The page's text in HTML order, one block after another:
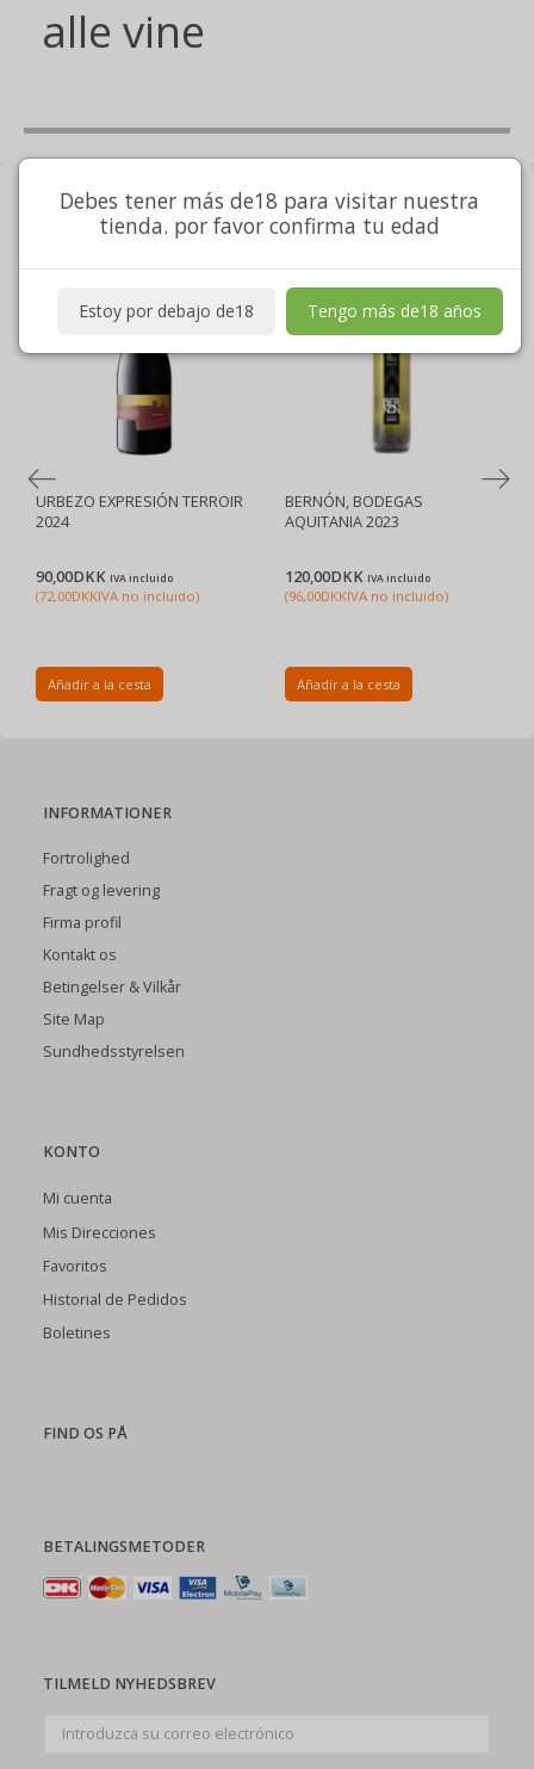
alle vine
TOPSÆLGERE
URBEZO EXPRESIÓN TERROIR
2024
90,00DKK IVA incluido
(72,00DKKIVA no incluido)
Añadir a la cesta
BERNÓN, BODEGAS
AQUITANIA 2023
120,00DKK IVA incluido
(96,00DKKIVA no incluido)
Añadir a la cesta
INFORMATIONER
Fortrolighed
Fragt og levering
Firma profil
Kontakt os
Betingelser & Vilkår
Site Map
Sundhedsstyrelsen
KONTO
Mi cuenta
Mis Direcciones
Favoritos
Historial de Pedidos
Boletines
FIND OS PÅ
BETALINGSMETODER
TILMELD NYHEDSBREV
Debes tener más de18 para visitar nuestra
tienda. por favor confirma tu edad
Estoy por debajo de18 Tengo más de18 años